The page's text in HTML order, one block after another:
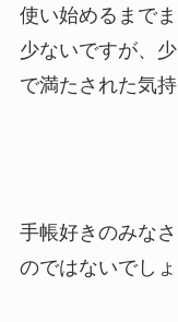
使い始めるまで
少ないですが、
で満たされた気
手帳好きのみな
のではないでし